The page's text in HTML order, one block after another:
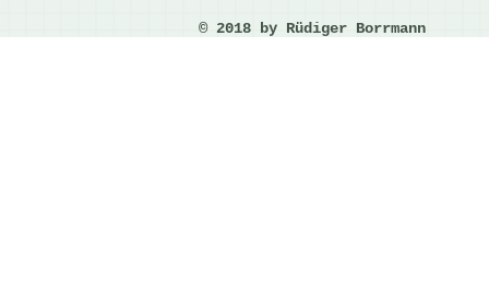
© 2018 by Rüdiger Borrmann